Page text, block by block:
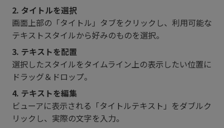
2. タイトルを選択
画面上部の「タイトル」タブをクリックし、利用可能な
テキストスタイルから好みのものを選択。
3. テキストを配置
選択したスタイルをタイムライン上の表示したい位置に
ドラッグ＆ドロップ。
4. テキストを編集
ビューアに表示される「タイトルテキスト」をダブルク
リックし、実際の文字を入力。